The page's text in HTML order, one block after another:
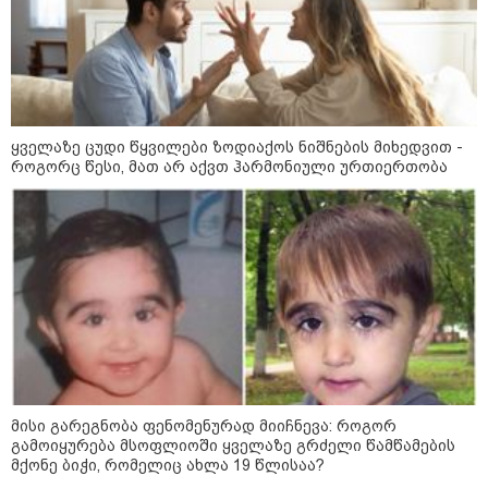
საზოგადოება
09:00 / 07-08-2026
18 წელი აგვისტოს ომიდან - ტრაგიკული
ყველაზე ცუდი წყვილები ზოდიაქოს ნიშნების მიხედვით -
როგორც წესი, მათ არ აქვთ ჰარმონიული ურთიერთობა
მისი გარეგნობა ფენომენურად მიიჩნევა: როგორ
გამოიყურება მსოფლიოში ყველაზე გრძელი წამწამების
მქონე ბიჭი, რომელიც ახლა 19 წლისაა?